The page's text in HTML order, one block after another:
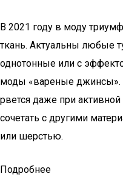
В 2021 году в моду
ткань. Актуальны любые
однотонные или с
моды «вареные джинсы».
рвется даже при
сочетать с другими
или шерстью.
Подробнее